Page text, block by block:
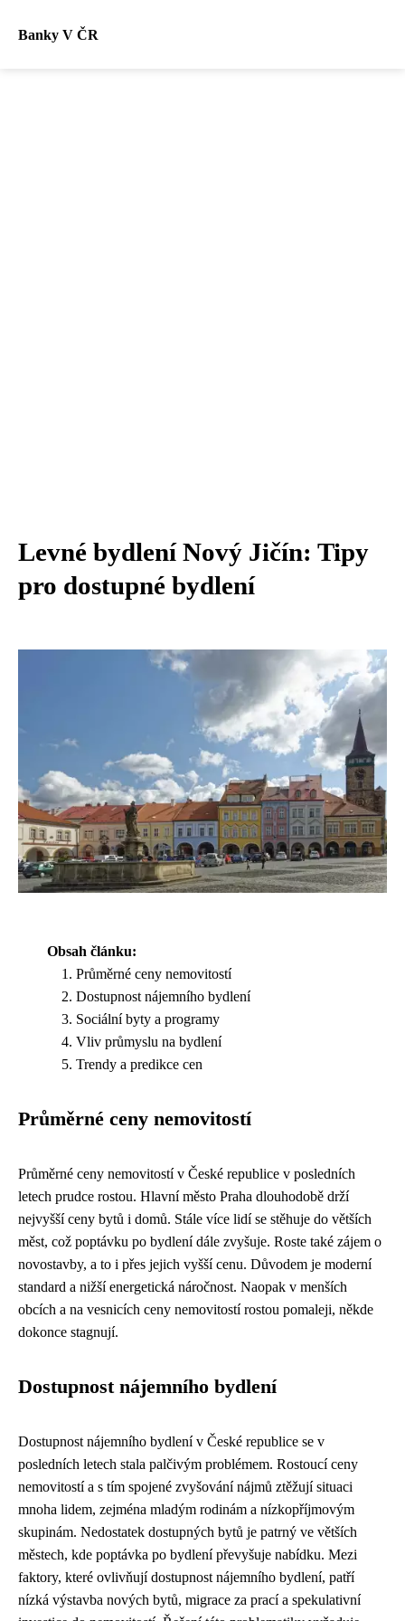
Banky V ČR
Levné bydlení Nový Jičín: Tipy
pro dostupné bydlení
Obsah článku:
Průměrné ceny nemovitostí
Dostupnost nájemního bydlení
Sociální byty a programy
Vliv průmyslu na bydlení
Trendy a predikce cen
Průměrné ceny nemovitostí
Průměrné ceny nemovitostí v České republice v posledních
letech prudce rostou. Hlavní město Praha dlouhodobě drží
nejvyšší ceny bytů i domů. Stále více lidí se stěhuje do větších
měst, což poptávku po bydlení dále zvyšuje. Roste také zájem o
novostavby, a to i přes jejich vyšší cenu. Důvodem je moderní
standard a nižší energetická náročnost. Naopak v menších
obcích a na vesnicích ceny nemovitostí rostou pomaleji, někde
dokonce stagnují.
Dostupnost nájemního bydlení
Dostupnost nájemního bydlení v České republice se v
posledních letech stala palčivým problémem. Rostoucí ceny
nemovitostí a s tím spojené zvyšování nájmů ztěžují situaci
mnoha lidem, zejména mladým rodinám a nízkopříjmovým
skupinám. Nedostatek dostupných bytů je patrný ve větších
městech, kde poptávka po bydlení převyšuje nabídku. Mezi
faktory, které ovlivňují dostupnost nájemního bydlení, patří
nízká výstavba nových bytů, migrace za prací a spekulativní